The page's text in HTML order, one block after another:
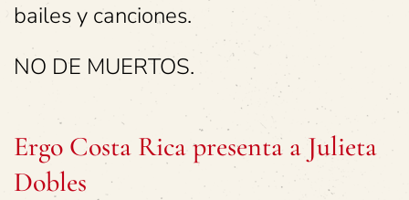
bailes y canciones.
NO DE MUERTOS.
Ergo Costa Rica presenta a Julieta
Dobles